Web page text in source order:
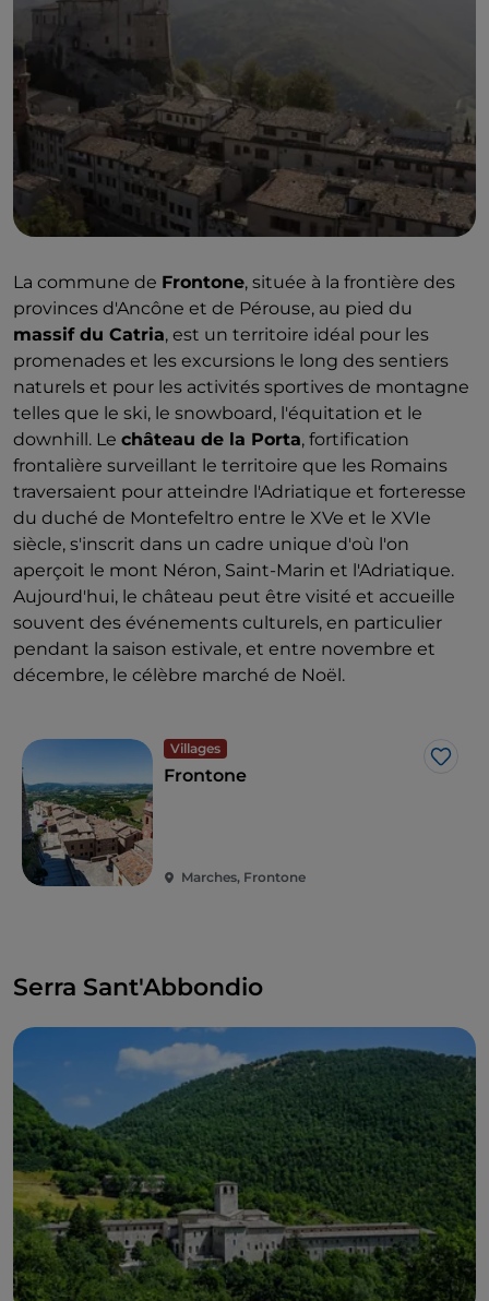
La commune de Frontone, située à la frontière des
provinces d'Ancône et de Pérouse, au pied du
massif du Catria, est un territoire idéal pour les
promenades et les excursions le long des sentiers
naturels et pour les activités sportives de montagne
telles que le ski, le snowboard, l'équitation et le
downhill. Le château de la Porta, fortification
frontalière surveillant le territoire que les Romains
traversaient pour atteindre l'Adriatique et forteresse
du duché de Montefeltro entre le XVe et le XVIe
siècle, s'inscrit dans un cadre unique d'où l'on
aperçoit le mont Néron, Saint-Marin et l'Adriatique.
Aujourd'hui, le château peut être visité et accueille
souvent des événements culturels, en particulier
pendant la saison estivale, et entre novembre et
décembre, le célèbre marché de Noël.
Villages
Frontone
Marches, Frontone
Serra Sant'Abbondio